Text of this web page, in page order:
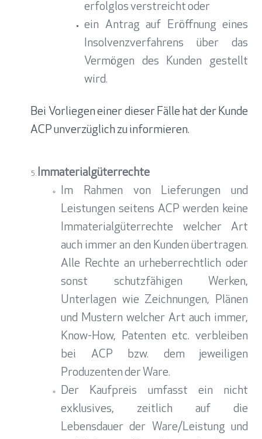
erfolglos verstreicht oder
ein Antrag auf Eröffnung eines
Insolvenzverfahrens über das
Vermögen des Kunden gestellt
wird.
Bei Vorliegen einer dieser Fälle hat der Kunde
ACP unverzüglich zu informieren.
Immaterialgüterrechte
Im Rahmen von Lieferungen und
Leistungen seitens ACP werden keine
Immaterialgüterrechte welcher Art
auch immer an den Kunden übertragen.
Alle Rechte an urheberrechtlich oder
sonst schutzfähigen Werken,
Unterlagen wie Zeichnungen, Plänen
und Mustern welcher Art auch immer,
Know-How, Patenten etc. verbleiben
bei ACP bzw. dem jeweiligen
Produzenten der Ware.
Der Kaufpreis umfasst ein nicht
exklusives, zeitlich auf die
Lebensdauer der Ware/Leistung und